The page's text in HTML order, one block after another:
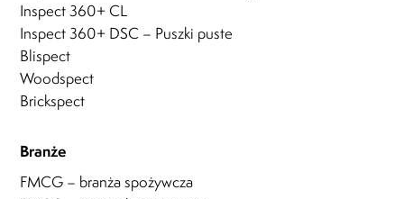
Inspect 360+ CL
Inspect 360+ DSC – Puszki puste
Blispect
Woodspect
Brickspect
Branże
FMCG – branża spożywcza